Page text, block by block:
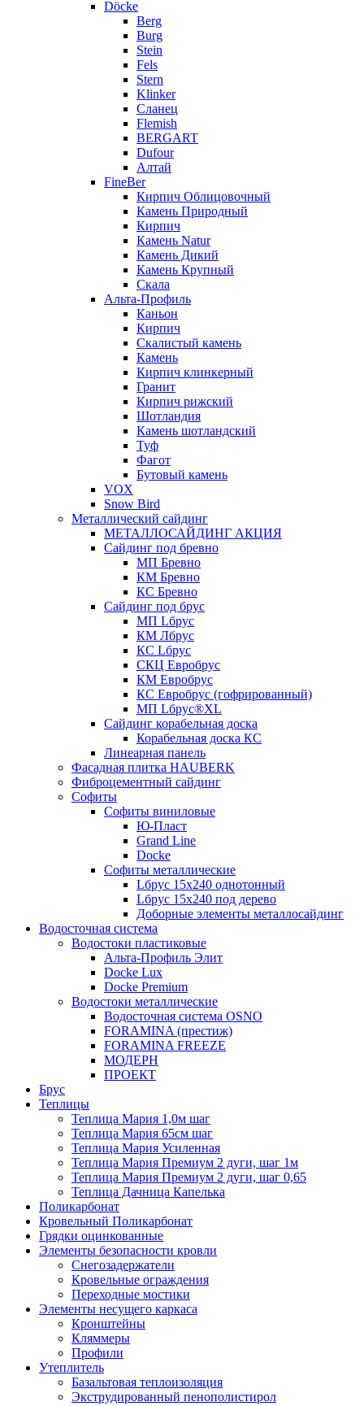
Döcke
Berg
Burg
Stein
Fels
Stern
Klinker
Сланец
Flemish
BERGART
Dufour
Алтай
FineBer
Кирпич Облицовочный
Камень Природный
Кирпич
Камень Natur
Камень Дикий
Камень Крупный
Скала
Альта-Профиль
Каньон
Кирпич
Скалистый камень
Камень
Кирпич клинкерный
Гранит
Кирпич рижский
Шотландия
Камень шотландский
Туф
Фагот
Бутовый камень
VOX
Snow Bird
Металлический сайдинг
МЕТАЛЛОСАЙДИНГ АКЦИЯ
Сайдинг под бревно
МП Бревно
КМ Бревно
КС Бревно
Сайдинг под брус
МП Lбрус
КМ Лбрус
КС Lбрус
СКЦ Евробрус
КМ Евробрус
КС Евробрус (гофрированный)
МП Lбрус®XL
Сайдинг корабельная доска
Корабельная доска КС
Линеарная панель
Фасадная плитка HAUBERK
Фиброцементный сайдинг
Софиты
Софиты виниловые
Ю-Пласт
Grand Line
Docke
Софиты металлические
Lбрус 15x240 однотонный
Lбрус 15x240 под дерево
Доборные элементы металлосайдинг
Водосточная система
Водостоки пластиковые
Альта-Профиль Элит
Docke Lux
Docke Premium
Водостоки металлические
Водосточная система OSNO
FORAMINA (престиж)
FORAMINA FREEZE
МОДЕРН
ПРОЕКТ
Брус
Теплицы
Теплица Мария 1,0м шаг
Теплица Мария 65см шаг
Теплица Мария Усиленная
Теплица Мария Премиум 2 дуги, шаг 1м
Теплица Мария Премиум 2 дуги, шаг 0,65
Теплица Дачница Капелька
Поликарбонат
Кровельный Поликарбонат
Грядки оцинкованные
Элементы безопасности кровли
Снегозадержатели
Кровельные ограждения
Переходные мостики
Элементы несущего каркаса
Кронштейны
Кляммеры
Профили
Утеплитель
Базальтовая теплоизоляция
Экструдированный пенополистирол